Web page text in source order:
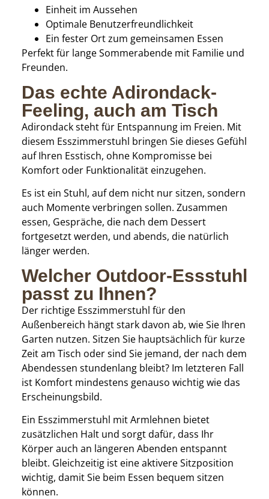
Einheit im Aussehen
Optimale Benutzerfreundlichkeit
Ein fester Ort zum gemeinsamen Essen
Perfekt für lange Sommerabende mit Familie und
Freunden.
Das echte Adirondack-
Feeling, auch am Tisch
Adirondack steht für Entspannung im Freien. Mit
diesem Esszimmerstuhl bringen Sie dieses Gefühl
auf Ihren Esstisch, ohne Kompromisse bei
Komfort oder Funktionalität einzugehen.
Es ist ein Stuhl, auf dem nicht nur sitzen, sondern
auch Momente verbringen sollen. Zusammen
essen, Gespräche, die nach dem Dessert
fortgesetzt werden, und abends, die natürlich
länger werden.
Welcher Outdoor-Essstuhl
passt zu Ihnen?
Der richtige Esszimmerstuhl für den
Außenbereich hängt stark davon ab, wie Sie Ihren
Garten nutzen. Sitzen Sie hauptsächlich für kurze
Zeit am Tisch oder sind Sie jemand, der nach dem
Abendessen stundenlang bleibt? Im letzteren Fall
ist Komfort mindestens genauso wichtig wie das
Erscheinungsbild.
Ein Esszimmerstuhl mit Armlehnen bietet
zusätzlichen Halt und sorgt dafür, dass Ihr
Körper auch an längeren Abenden entspannt
bleibt. Gleichzeitig ist eine aktivere Sitzposition
wichtig, damit Sie beim Essen bequem sitzen
können.